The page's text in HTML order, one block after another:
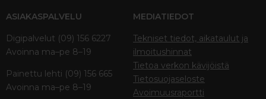
ASIAKASPALVELU
Digipalvelut (09) 156 6227
Avoinna ma–pe 8–19
Painettu lehti (09) 156 665
Avoinna ma–pe 8–19
MEDIATIEDOT
Tekniset tiedot, aikataulut ja
ilmoitushinnat
Tietoa verkon kävijöistä
Tietosuojaseloste
Avoimuusraportti